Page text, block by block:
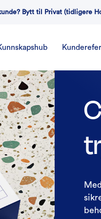
Bytt til Privat (tidligere